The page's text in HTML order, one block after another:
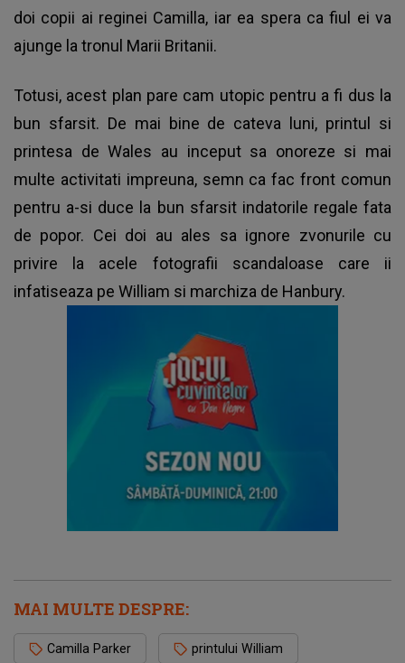
doi copii ai reginei Camilla, iar ea spera ca fiul ei va
ajunge la tronul Marii Britanii.
Totusi, acest plan pare cam utopic pentru a fi dus la
bun sfarsit. De mai bine de cateva luni, printul si
printesa de Wales au inceput sa onoreze si mai
multe activitati impreuna, semn ca fac front comun
pentru a-si duce la bun sfarsit indatorile regale fata
de popor. Cei doi au ales sa ignore zvonurile cu
privire la acele fotografii scandaloase care ii
infatiseaza pe William si marchiza de Hanbury.
MAI MULTE DESPRE:
Camilla Parker printului William